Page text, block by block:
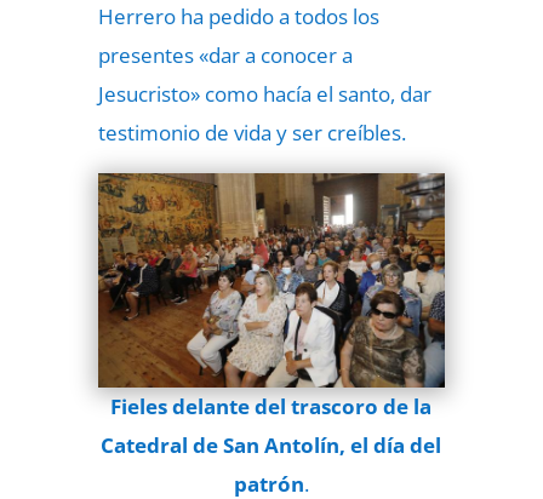
Herrero ha pedido a todos los
presentes «dar a conocer a
Jesucristo» como hacía el santo, dar
testimonio de vida y ser creíbles.
Fieles delante del trascoro de la
Catedral de San Antolín, el día del
patrón.